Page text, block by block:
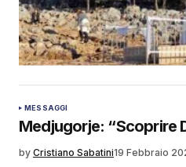
MESSAGGI
Medjugorje: “Scoprire
by Cristiano Sabatini19 Febbraio